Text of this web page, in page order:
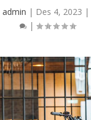
admin | Des 4, 2023 |
|